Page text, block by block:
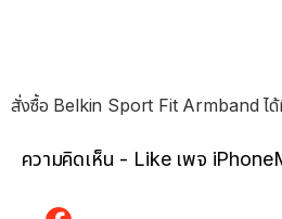
สั่งซื้อ Belkin Sport Fit Armband ไ
ความคิดเห็น - Like เพจ